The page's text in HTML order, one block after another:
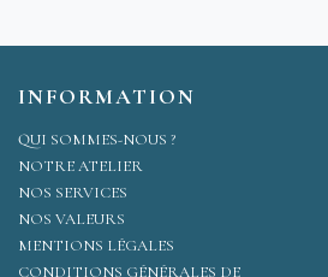
INFORMATION
QUI SOMMES-NOUS ?
NOTRE ATELIER
NOS SERVICES
NOS VALEURS
MENTIONS LÉGALES
CONDITIONS GÉNÉRALES DE